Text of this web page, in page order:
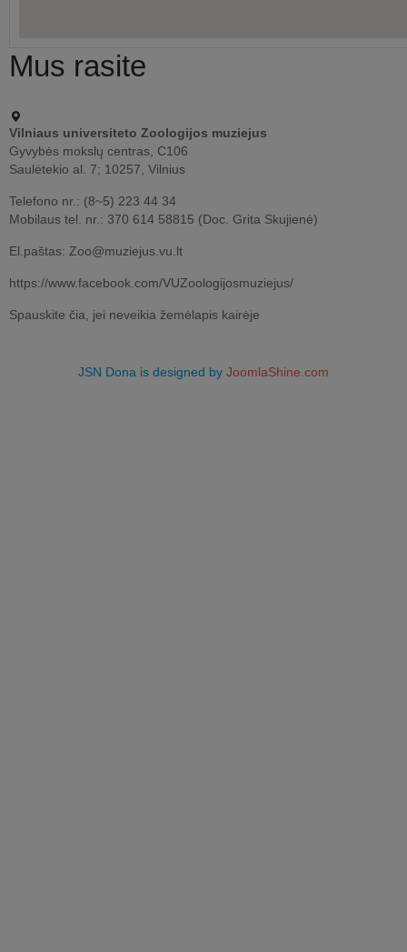
Mus rasite
Vilniaus universiteto Zoologijos muziejus
Gyvybės mokslų centras, C106
Saulėtekio al. 7; 10257, Vilnius
Telefono nr.: (8~5) 223 44 34
Mobilaus tel. nr.: 370 614 58815 (Doc. Grita Skujienė)
El.paštas: Zoo@muziejus.vu.lt
https://www.facebook.com/VUZoologijosmuziejus/
Spauskite čia, jei neveikia žemėlapis kairėje
JSN Dona is designed by JoomlaShine.com